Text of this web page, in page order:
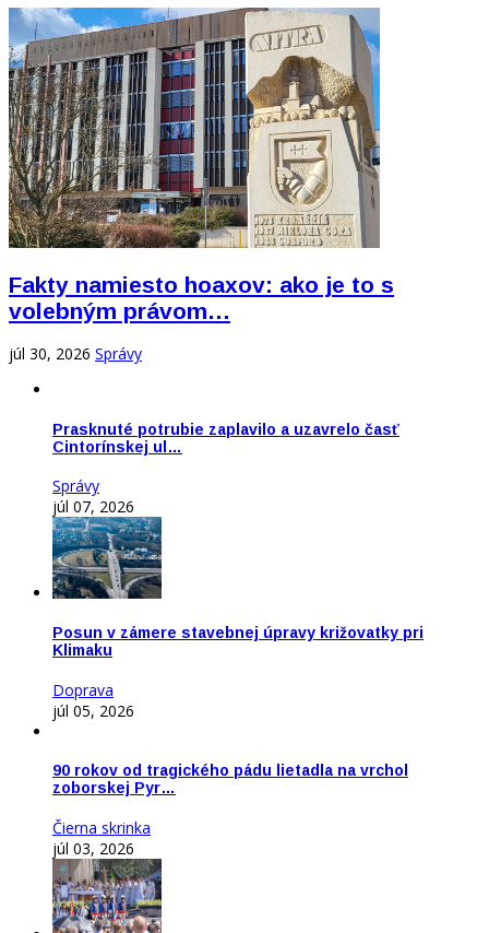
Fakty namiesto hoaxov: ako je to s
volebným právom…
júl 30, 2026 Správy
Prasknuté potrubie zaplavilo a uzavrelo časť
Cintorínskej ul…
Správy
júl 07, 2026
Posun v zámere stavebnej úpravy križovatky pri
Klimaku
Doprava
júl 05, 2026
90 rokov od tragického pádu lietadla na vrchol
zoborskej Pyr…
Čierna skrinka
júl 03, 2026